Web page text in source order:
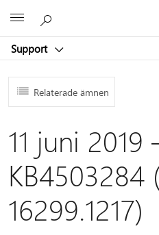
Support
Relaterade ämnen
11 juni 2019
KB4503284
16299.1217)